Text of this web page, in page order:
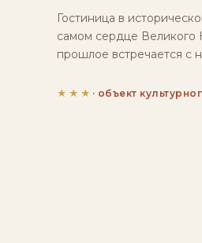
Гостиница в
самом сердце Великого
прошлое встречается с
★★★ · объект